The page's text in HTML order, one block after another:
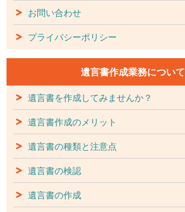
お問い合わせ
プライバシーポリシー
遺言書作成業務について
遺言書を作成してみませんか？
遺言書作成のメリット
遺言書の種類と注意点
遺言書の検認
遺言書の作成